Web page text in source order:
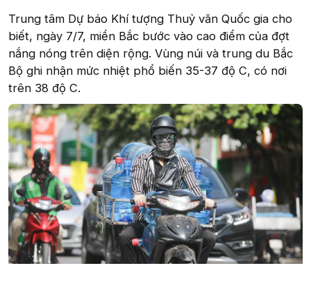
Trung tâm Dự báo Khí tượng Thuỷ văn Quốc gia cho
biết, ngày 7/7, miền Bắc bước vào cao điểm của đợt
nắng nóng trên diện rộng. Vùng núi và trung du Bắc
Bộ ghi nhận mức nhiệt phổ biến 35-37 độ C, có nơi
trên 38 độ C.